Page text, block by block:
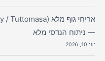
— ניתוח הנדסי מלא
יוני 10, 2026